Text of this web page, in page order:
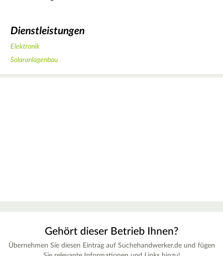
Dienstleistungen
Elektronik
Solaranlagenbau
Gehört dieser Betrieb Ihnen?
Übernehmen Sie diesen Eintrag auf Suchehandwerker.de und fügen